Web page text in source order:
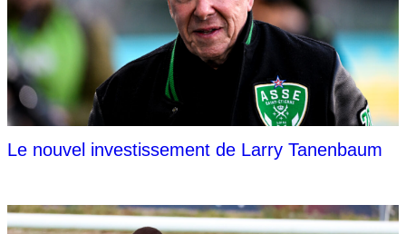
Le nouvel investissement de Larry Tanenbaum